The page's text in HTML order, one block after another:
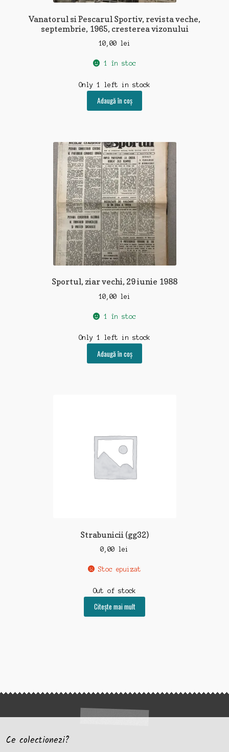
Vanatorul si Pescarul Sportiv, revista veche,
septembrie, 1965, cresterea vizonului
10,00 lei
1 în stoc
Only 1 left in stock
Adaugă în coș
Sportul, ziar vechi, 29 iunie 1988
10,00 lei
1 în stoc
Only 1 left in stock
Adaugă în coș
Strabunicii (gg32)
0,00 lei
Stoc epuizat
Out of stock
Citește mai mult
Ce colectionezi?